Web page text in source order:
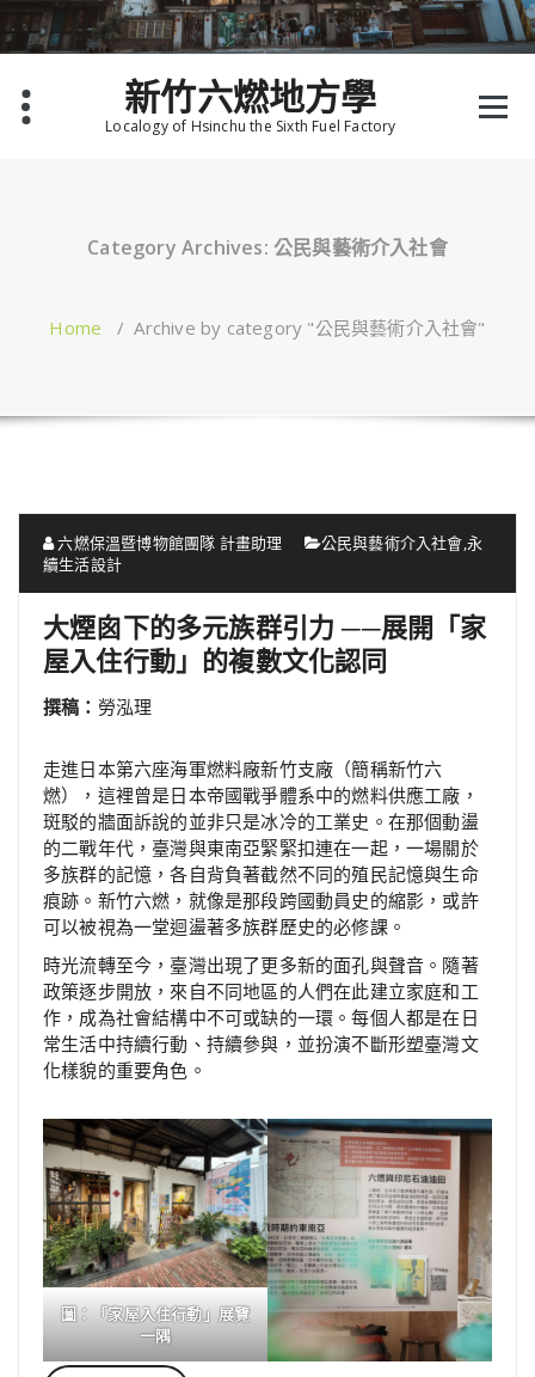
Skip
to
content
新竹六燃地方學
Localogy of Hsinchu the Sixth Fuel Factory
Category Archives: 公民與藝術介入社會
Home /Archive by category "公民與藝術介入社會"
六燃保溫暨博物館團隊 計畫助理 公民與藝術介入社會,永
續生活設計
大煙囪下的多元族群引力 ──展開「家
屋入住行動」的複數文化認同
撰稿： 勞泓理
走進日本第六座海軍燃料廠新竹支廠（簡稱新竹六
燃），這裡曾是日本帝國戰爭體系中的燃料供應工廠，
斑駁的牆面訴說的並非只是冰冷的工業史。在那個動盪
的二戰年代，臺灣與東南亞緊緊扣連在一起，一場關於
多族群的記憶，各自背負著截然不同的殖民記憶與生命
痕跡。新竹六燃，就像是那段跨國動員史的縮影，或許
可以被視為一堂迴盪著多族群歷史的必修課。
時光流轉至今，臺灣出現了更多新的面孔與聲音。隨著
政策逐步開放，來自不同地區的人們在此建立家庭和工
作，成為社會結構中不可或缺的一環。每個人都是在日
常生活中持續行動、持續參與，並扮演不斷形塑臺灣文
化樣貌的重要角色。
圖：「家屋入住行動」展覽
一隅